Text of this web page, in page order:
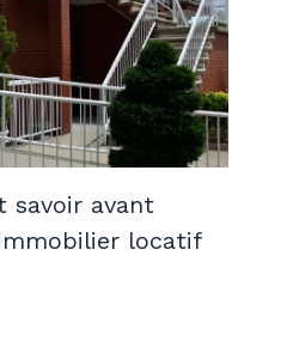
savoir avant
locatif